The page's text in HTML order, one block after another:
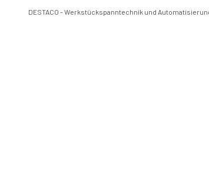
DESTACO - Werkstückspanntechnik und